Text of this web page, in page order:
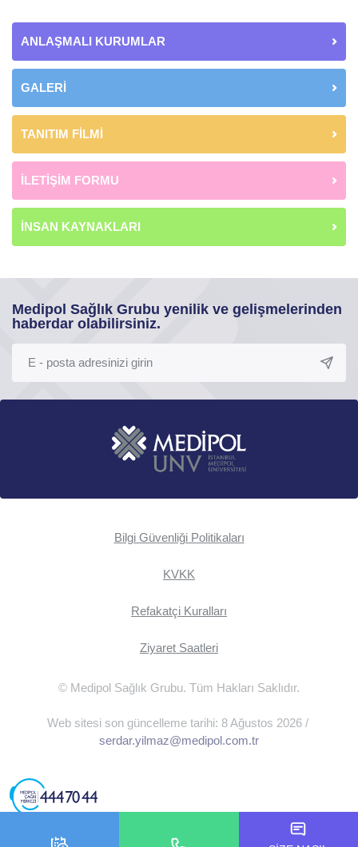
ANLAŞMALI KURUMLAR
GALERİ
TANITIM FİLMİ
İLETİŞİM FORMU
İNSAN KAYNAKLARI
Medipol Sağlık Grubu yenilik ve gelişmelerinden
haberdar olabilirsiniz.
Bilgi Güvenliği Politikaları
KVKK
Refakatçi Kuralları
Ziyaret Saatleri
© Medipol Sağlık Grubu. Tüm Hakları Saklıdır.
Web sitesi son güncelleme tarihi: 8 Ağustos 2026 /
serdar.yilmaz@medipol.com.tr